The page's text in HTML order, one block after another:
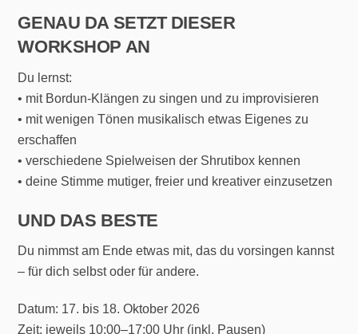
GENAU DA SETZT DIESER
WORKSHOP AN
Du lernst:
• mit Bordun-Klängen zu singen und zu improvisieren
• mit wenigen Tönen musikalisch etwas Eigenes zu
erschaffen
• verschiedene Spielweisen der Shrutibox kennen
• deine Stimme mutiger, freier und kreativer einzusetzen
UND DAS BESTE
Du nimmst am Ende etwas mit, das du vorsingen kannst
– für dich selbst oder für andere.
Datum: 17. bis 18. Oktober 2026
Zeit: jeweils 10:00–17:00 Uhr (inkl. Pausen)